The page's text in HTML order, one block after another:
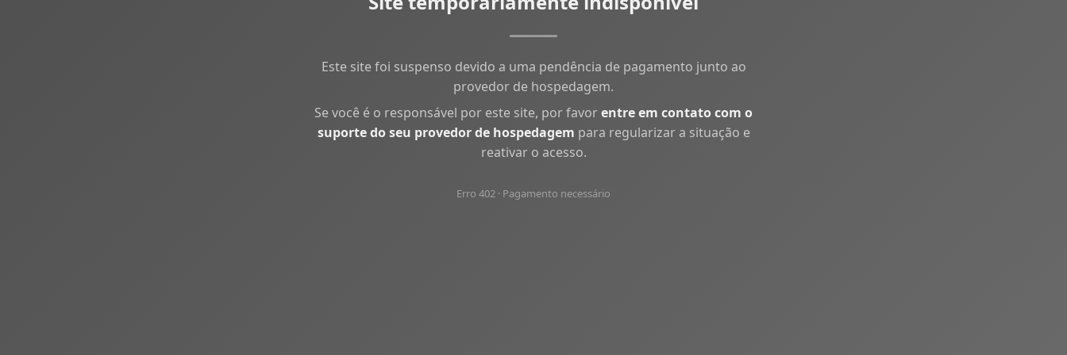
Este site foi suspenso devido a uma pendência de pagamento junto ao
provedor de hospedagem.
Se você é o responsável por este site, por favorentre em contato com o
suporte do seu provedor de hospedagem para regularizar a situação e
reativar o acesso.
Erro 402 · Pagamento necessário